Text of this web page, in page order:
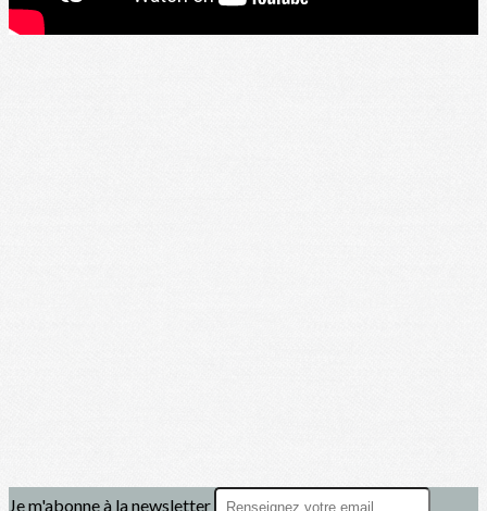
Je m'abonne à la newsletter